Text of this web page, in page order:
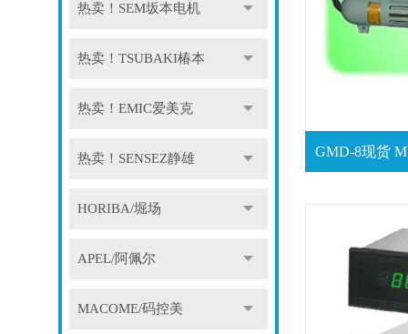
热卖！SEM坂本电机
热卖！TSUBAKI椿本
热卖！EMIC爱美克
热卖！SENSEZ静雄
HORIBA/堀场
APEL/阿佩尔
MACOME/码控美